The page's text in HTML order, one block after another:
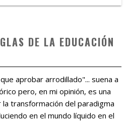
DE LA EDUCACIÓN
aprobar arrodillado"... suena a
pero, en mi opinión, es una
transformación del paradigma
en el mundo líquido en el